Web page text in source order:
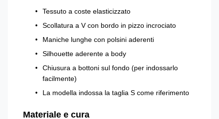
Tessuto a coste elasticizzato
Scollatura a V con bordo in pizzo incrociato
Maniche lunghe con polsini aderenti
Silhouette aderente a body
Chiusura a bottoni sul fondo (per indossarlo
facilmente)
La modella indossa la taglia S come riferimento
Materiale e cura